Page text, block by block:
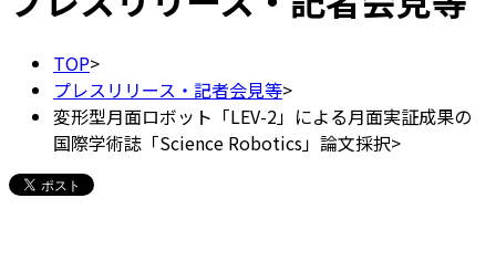
TOP>
プレスリリース・記者会見等>
変形型月面ロボット「LEV-2」による月面実証成果の
国際学術誌「Science Robotics」論文採択>